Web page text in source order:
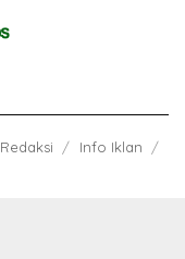
Redaksi
Info Iklan